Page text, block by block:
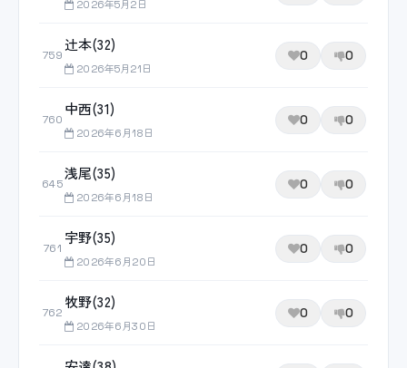
2026年5月2日
759
辻本(32)
2026年5月21日
0 0
760
中西(31)
2026年6月18日
0 0
645
浅尾(35)
2026年6月18日
0 0
761
宇野(35)
2026年6月20日
0 0
762
牧野(32)
2026年6月30日
0 0